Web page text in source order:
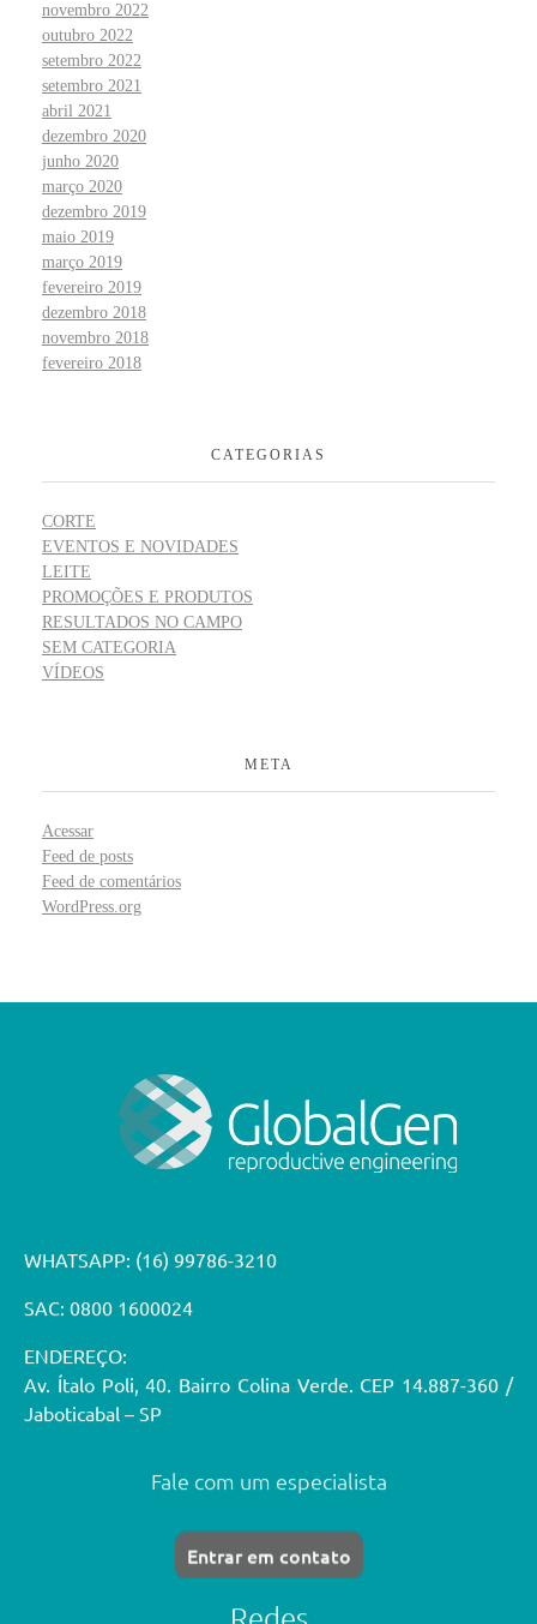
novembro 2022
outubro 2022
setembro 2022
setembro 2021
abril 2021
dezembro 2020
junho 2020
março 2020
dezembro 2019
maio 2019
março 2019
fevereiro 2019
dezembro 2018
novembro 2018
fevereiro 2018
CATEGORIAS
CORTE
EVENTOS E NOVIDADES
LEITE
PROMOÇÕES E PRODUTOS
RESULTADOS NO CAMPO
SEM CATEGORIA
VÍDEOS
META
Acessar
Feed de posts
Feed de comentários
WordPress.org
WHATSAPP: (16) 99786-3210
SAC: 0800 1600024
ENDEREÇO:
Av. Ítalo Poli, 40. Bairro Colina Verde. CEP 14.887-360 /
Jaboticabal – SP
Fale com um especialista
Entrar em contato
Redes